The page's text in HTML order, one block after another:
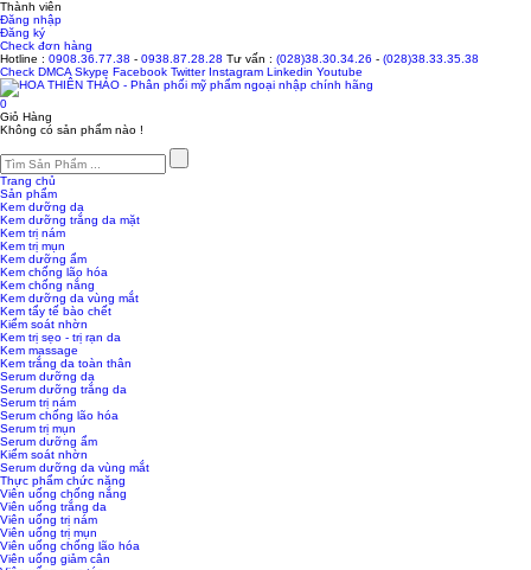
Thành viên
Đăng nhập
Đăng ký
Check đơn hàng
Hotline : 0908.36.77.38 - 0938.87.28.28 Tư vấn : (028)38.30.34.26 - (028)38.33.35.38
Check DMCA Skype Facebook Twitter Instagram Linkedin Youtube
0
Giỏ Hàng
Không có sản phẩm nào !
Trang chủ
Sản phẩm
Kem dưỡng da
Kem dưỡng trắng da mặt
Kem trị nám
Kem trị mụn
Kem dưỡng ẩm
Kem chống lão hóa
Kem chống nắng
Kem dưỡng da vùng mắt
Kem tẩy tế bào chết
Kiểm soát nhờn
Kem trị sẹo - trị rạn da
Kem massage
Kem trắng da toàn thân
Serum dưỡng da
Serum dưỡng trắng da
Serum trị nám
Serum chống lão hóa
Serum trị mụn
Serum dưỡng ẩm
Kiểm soát nhờn
Serum dưỡng da vùng mắt
Thực phẩm chức năng
Viên uống chống nắng
Viên uống trắng da
Viên uống trị nám
Viên uống trị mụn
Viên uống chống lão hóa
Viên uống giảm cân